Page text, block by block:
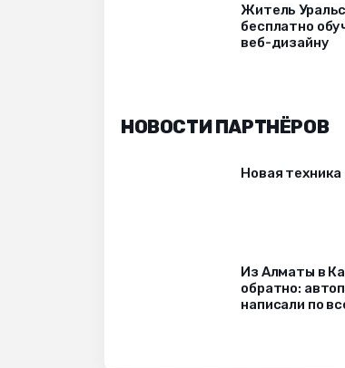
Житель
бесплатно
веб-дизайну
НОВОСТИ ПАРТНЁРОВ
Новая
Из Алматы в
обратно:
написали по